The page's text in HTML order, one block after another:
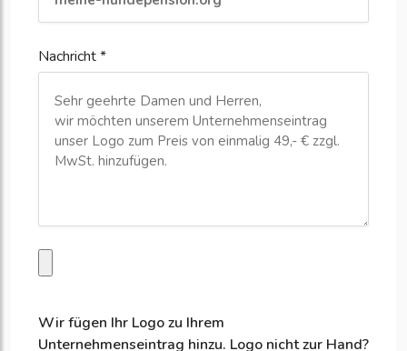
Nachricht *
Wir fügen Ihr Logo zu Ihrem
Unternehmenseintrag hinzu. Logo nicht zur Hand?